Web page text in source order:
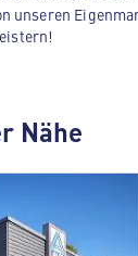
unseren
Nähe